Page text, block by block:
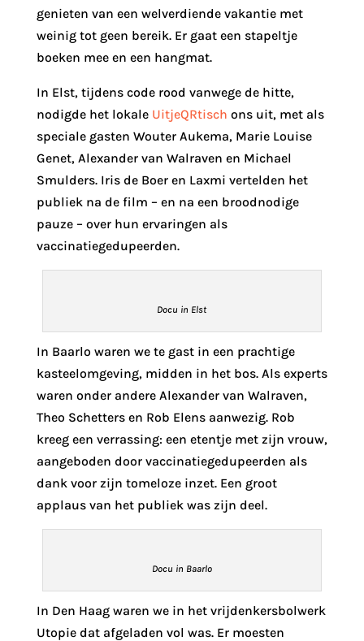
genieten van een welverdiende vakantie met
weinig tot geen bereik. Er gaat een stapeltje
boeken mee en een hangmat.
In Elst, tijdens code rood vanwege de hitte,
nodigde het lokale UitjeQRtisch ons uit, met als
speciale gasten Wouter Aukema, Marie Louise
Genet, Alexander van Walraven en Michael
Smulders. Iris de Boer en Laxmi vertelden het
publiek na de film – en na een broodnodige
pauze – over hun ervaringen als
vaccinatiegedupeerden.
Docu in Elst
In Baarlo waren we te gast in een prachtige
kasteelomgeving, midden in het bos. Als experts
waren onder andere Alexander van Walraven,
Theo Schetters en Rob Elens aanwezig. Rob
kreeg een verrassing: een etentje met zijn vrouw,
aangeboden door vaccinatiegedupeerden als
dank voor zijn tomeloze inzet. Een groot
applaus van het publiek was zijn deel.
Docu in Baarlo
In Den Haag waren we in het vrijdenkersbolwerk
Utopie dat afgeladen vol was. Er moesten